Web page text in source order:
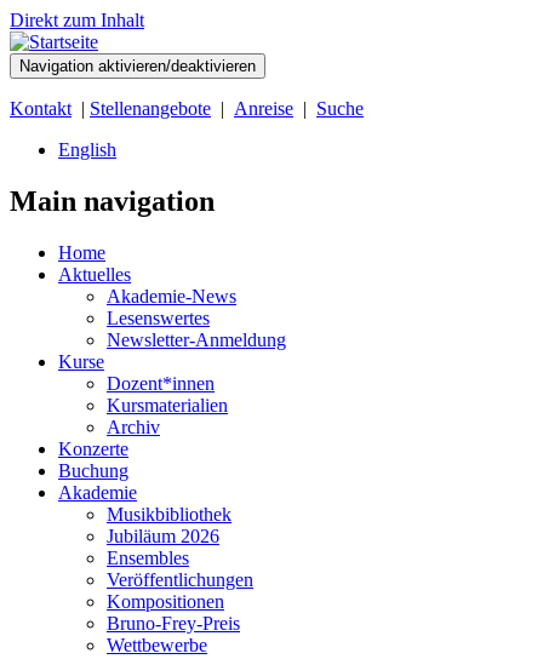
Direkt zum Inhalt
Navigation aktivieren/deaktivieren
Kontakt | Stellenangebote | Anreise | Suche
English
Main navigation
Home
Aktuelles
Akademie-News
Lesenswertes
Newsletter-Anmeldung
Kurse
Dozent*innen
Kursmaterialien
Archiv
Konzerte
Buchung
Akademie
Musikbibliothek
Jubiläum 2026
Ensembles
Veröffentlichungen
Kompositionen
Bruno-Frey-Preis
Wettbewerbe